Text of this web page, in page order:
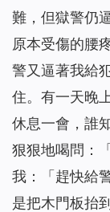
難，但獄警仍
原本受傷的腰
警又逼著我給
住。有一天晚
休息一會，誰
狠狠地喝問：
我：「趕快給
是把木門板抬